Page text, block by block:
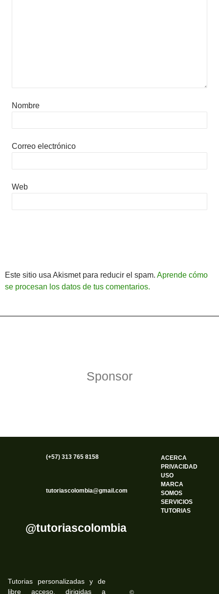
Nombre
Correo electrónico
Web
Este sitio usa Akismet para reducir el spam. Aprende cómo
se procesan los datos de tus comentarios.
Sponsor
(+57) 313 765 8158
tutoriascolombia@gmail.com
@tutoriascolombia
ACERCA
PRIVACIDAD
USO
MARCA
SOMOS
SERVICIOS
TUTORIAS
Tutorias personalizadas y de
libre acceso, dirigidas a
©